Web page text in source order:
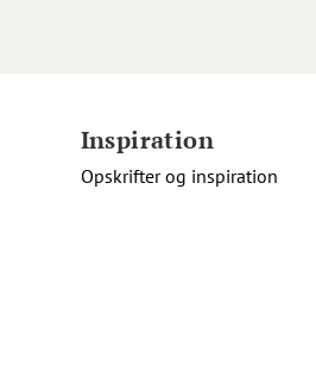
Inspiration
Opskrifter og inspiration